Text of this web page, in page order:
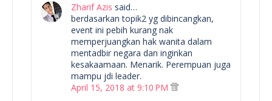
Zharif Azis said…
berdasarkan topik2 yg dibincangkan,
event ini pebih kurang nak
memperjuangkan hak wanita dalam
mentadbir negara dan inginkan
kesakaamaan. Menarik. Perempuan juga
mampu jdi leader.
April 15, 2018 at 9:10 PM